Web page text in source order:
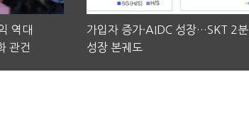
역대
관건
가입자 증가·AIDC 성장…SKT 2
성장 본궤도